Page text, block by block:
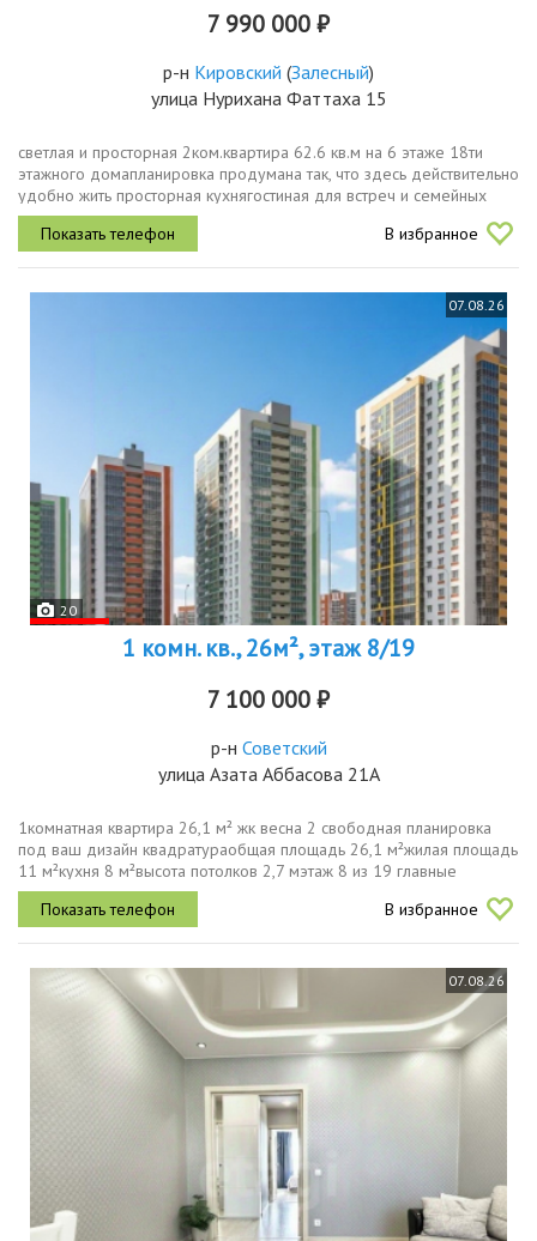
7 990 000 ₽
р-н Кировский (Залесный)
улица Нурихана Фаттаха 15
светлая и просторная 2ком.квартира 62.6 кв.м на 6 этаже 18ти
этажного домапланировка продумана так, что здесь действительно
удобно жить просторная кухнягостиная для встреч и семейных
вечеров. комнаты правильной формы, где легко расставить мебель
В избранное
07.08.26
20
1 комн. кв., 26м², этаж 8/19
7 100 000 ₽
р-н Советский
улица Азата Аббасова 21А
1комнатная квартира 26,1 м² жк весна 2 свободная планировка
под ваш дизайн квадратураобщая площадь 26,1 м²жилая площадь
11 м²кухня 8 м²высота потолков 2,7 мэтаж 8 из 19 главные
плюсыквартира предчистовой отделки вы создаёте дизайн под
себя с нуля и...
В избранное
07.08.26